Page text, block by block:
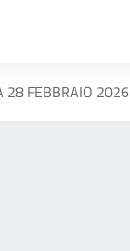
28 FEBBRAIO 2026